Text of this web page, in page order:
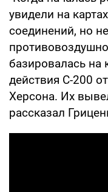
увидели на
соединений, но
базировалась на
действия С-200
Херсона. Их
рассказал